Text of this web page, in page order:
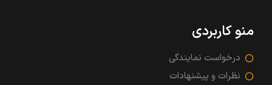
منو کاربردی
درخواست نمایندگی
نظرات و پیشنهادات